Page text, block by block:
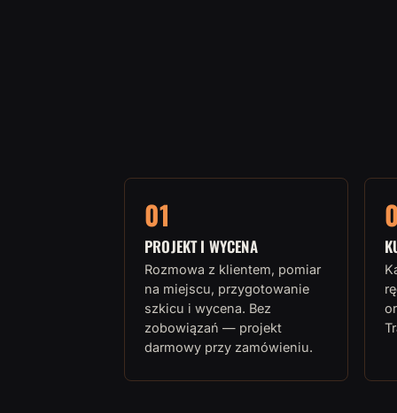
01
PROJEKT I WYCENA
Rozmowa z klientem, pomiar
na miejscu, przygotowanie
szkicu i wycena. Bez
zobowiązań — projekt
darmowy przy zamówieniu.